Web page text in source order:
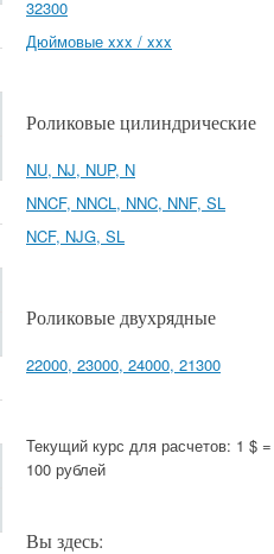
32300
Дюймовые xxx / xxx
Роликовые цилиндрические
NU, NJ, NUP, N
NNCF, NNCL, NNC, NNF, SL
NCF, NJG, SL
Роликовые двухрядные
22000, 23000, 24000, 21300
Текущий курс для расчетов: 1 $ =
100 рублей
Вы здесь: